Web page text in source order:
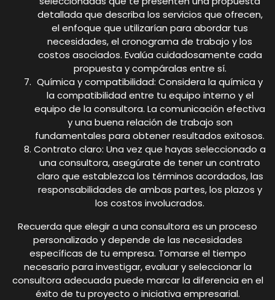
detallada que describa los servicios que ofrecen,
el enfoque que utilizarían para abordar tus
necesidades, el cronograma de trabajo y los
costos asociados. Evalúa cuidadosamente cada
propuesta y compáralas entre sí.
Química y compatibilidad: Considera la química y
la compatibilidad entre tu equipo interno y el
equipo de la consultora. La comunicación efectiva
y una buena relación de trabajo son
fundamentales para obtener resultados exitosos.
Contrato claro: Una vez que hayas seleccionado a
una consultora, asegúrate de tener un contrato
claro que establezca los términos acordados, las
responsabilidades de ambas partes, los plazos y
los costos involucrados.
Recuerda que elegir a una consultora es un proceso
personalizado y depende de las necesidades
específicas de tu empresa. Tomarse el tiempo
necesario para investigar, evaluar y seleccionar la
consultora adecuada puede marcar la diferencia en el
éxito de tu proyecto o iniciativa empresarial.